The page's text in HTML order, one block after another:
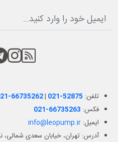
RSS
تلفن: 66735262| 021-52875
فکس: 021-66735263
ایمیل:info@leopump.ir
آدرس: تهران، خیابان سعدی شمالی،